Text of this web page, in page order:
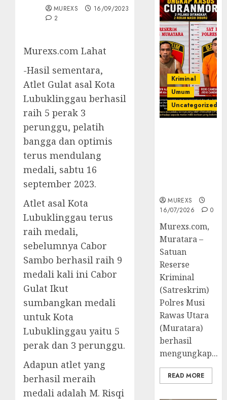
MUREXS
16/09/2023
2
Murexs.com Lahat
-Hasil sementara,
Atlet Gulat asal Kota
Lubuklinggau berhasil
raih 5 perak 3
perunggu, pelatih
bangga dan optimis
terus mendulang
medali, sabtu 16
september 2023.
Atlet asal Kota
Lubuklinggau terus
raih medali,
sebelumnya Cabor
Sambo berhasil raih 9
medali kali ini Cabor
Gulat Ikut
sumbangkan medali
untuk Kota
Lubuklinggau yaitu 5
perak dan 3 perunggu.
Adapun atlet yang
berhasil meraih
medali adalah M. Risqi
Kriminal
Umum
Uncategorized
MUREXS
16/07/2026
0
Murexs.com,
Muratara –
Satuan
Reserse
Kriminal
(Satreskrim)
Polres Musi
Rawas Utara
(Muratara)
berhasil
mengungkap...
READ MORE